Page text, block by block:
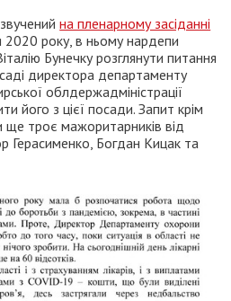
на пленарному засіданні
року, в ньому нардепи
Бунечку розглянути питання
директора департаменту
облдержадміністрації
його з цієї посади. Запит крім
ще троє мажоритарників від
Герасименко, Богдан Кицак та